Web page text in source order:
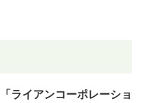
「ライアンコーポレーショ